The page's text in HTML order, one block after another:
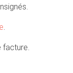
.
facture.